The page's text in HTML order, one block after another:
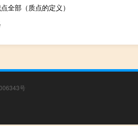
全部（质点的定义）
号